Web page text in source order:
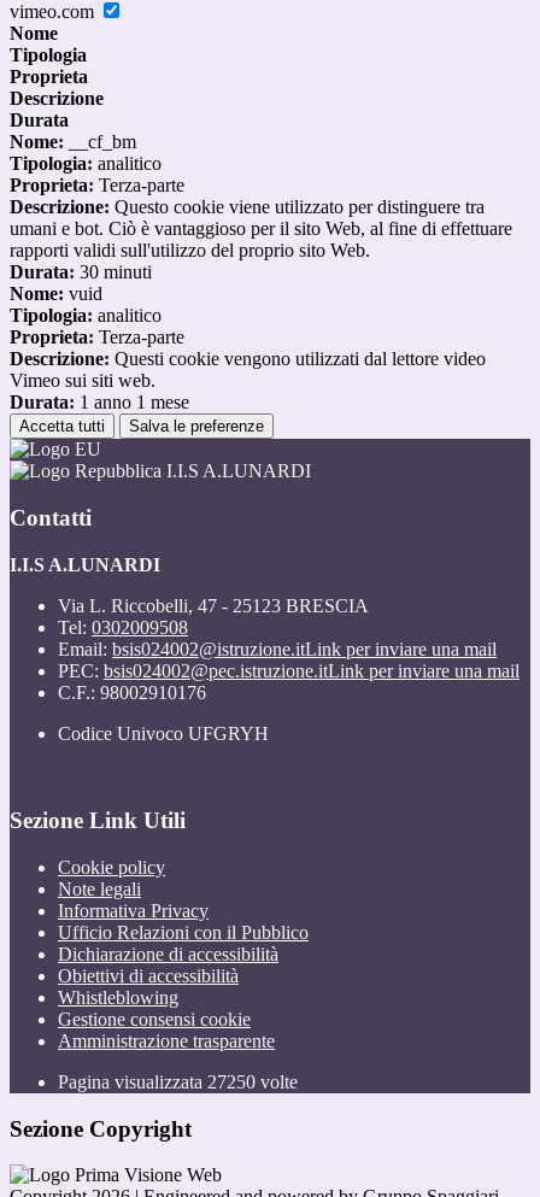
vimeo.com
Nome
Tipologia
Proprieta
Descrizione
Durata
Nome: __cf_bm
Tipologia: analitico
Proprieta: Terza-parte
Descrizione: Questo cookie viene utilizzato per distinguere tra
umani e bot. Ciò è vantaggioso per il sito Web, al fine di effettuare
rapporti validi sull'utilizzo del proprio sito Web.
Durata: 30 minuti
Nome: vuid
Tipologia: analitico
Proprieta: Terza-parte
Descrizione: Questi cookie vengono utilizzati dal lettore video
Vimeo sui siti web.
Durata: 1 anno 1 mese
Accetta tutti Salva le preferenze
I.I.S A.LUNARDI
Contatti
I.I.S A.LUNARDI
Via L. Riccobelli, 47 - 25123 BRESCIA
Tel: 0302009508
Email: bsis024002@istruzione.itLink per inviare una mail
PEC: bsis024002@pec.istruzione.itLink per inviare una mail
C.F.: 98002910176
Codice Univoco UFGRYH
Sezione Link Utili
Cookie policy
Note legali
Informativa Privacy
Ufficio Relazioni con il Pubblico
Dichiarazione di accessibilità
Obiettivi di accessibilità
Whistleblowing
Gestione consensi cookie
Amministrazione trasparente
Pagina visualizzata 27250 volte
Sezione Copyright